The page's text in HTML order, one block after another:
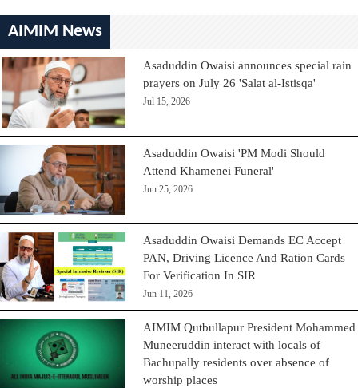
AIMIM News
Asaduddin Owaisi announces special rain
prayers on July 26 'Salat al-Istisqa'
Jul 15, 2026
Asaduddin Owaisi 'PM Modi Should
Attend Khamenei Funeral'
Jun 25, 2026
Asaduddin Owaisi Demands EC Accept
PAN, Driving Licence And Ration Cards
For Verification In SIR
Jun 11, 2026
AIMIM Qutbullapur President Mohammed
Muneeruddin interact with locals of
Bachupally residents over absence of
worship places